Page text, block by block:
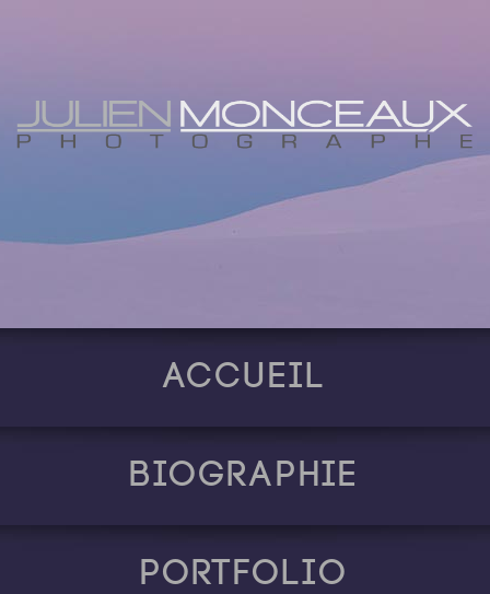
Accueil
Biographie
Portfolio